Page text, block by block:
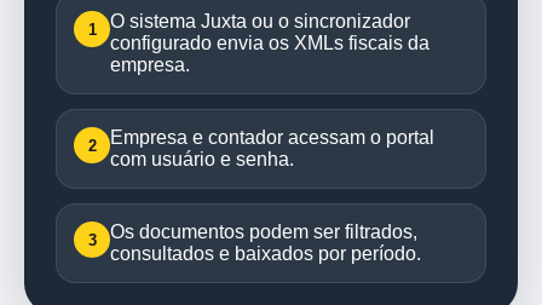
1
O sistema Juxta ou o sincronizador
configurado envia os XMLs fiscais da
empresa.
2
Empresa e contador acessam o portal
com usuário e senha.
3
Os documentos podem ser filtrados,
consultados e baixados por período.